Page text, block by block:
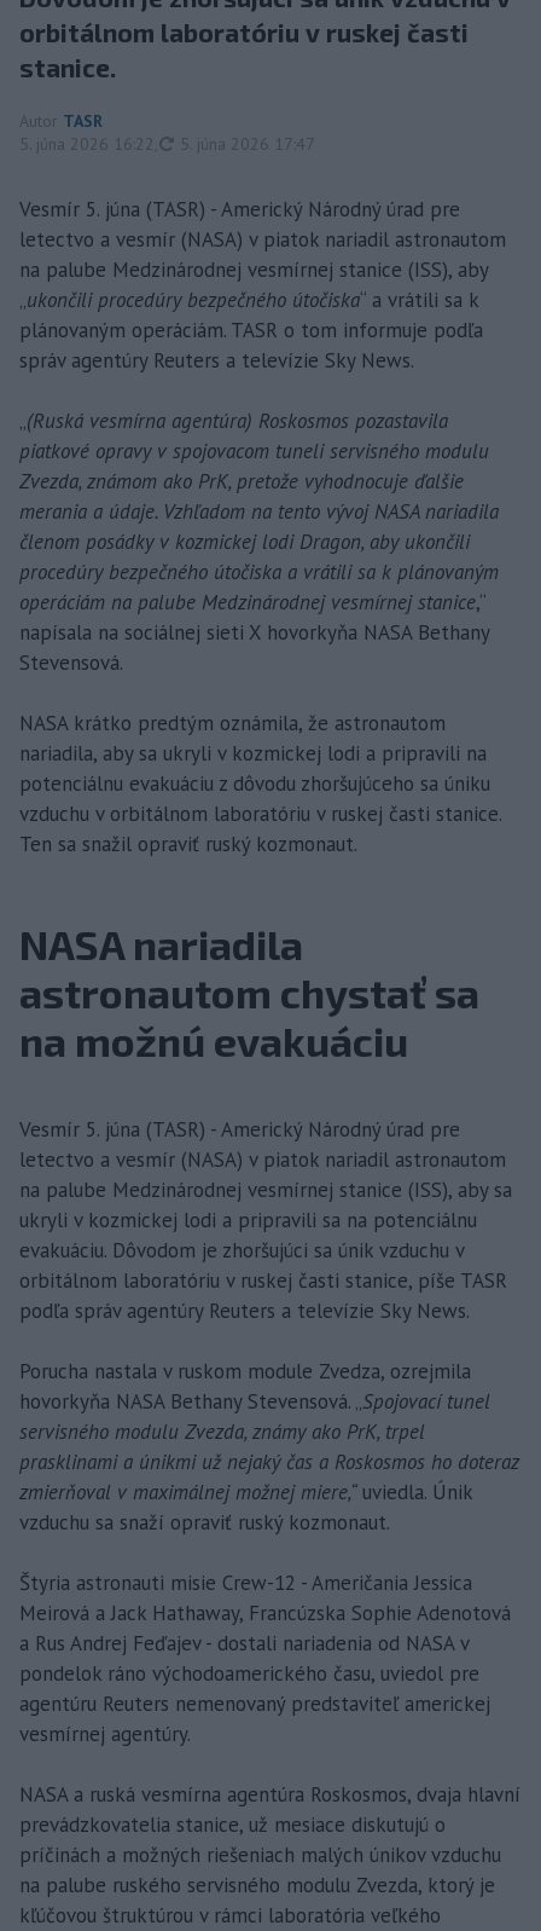
orbitálnom laboratóriu v ruskej časti
stanice.
Autor TASR
5. júna 2026 16:22
aktualizované
5. júna 2026 17:47
Vesmír 5. júna (TASR) - Americký Národný úrad pre
letectvo a vesmír (NASA) v piatok nariadil astronautom
na palube Medzinárodnej vesmírnej stanice (ISS), aby
„ukončili procedúry bezpečného útočiska“ a vrátili sa k
plánovaným operáciám. TASR o tom informuje podľa
správ agentúry Reuters a televízie Sky News.
„(Ruská vesmírna agentúra) Roskosmos pozastavila
piatkové opravy v spojovacom tuneli servisného modulu
Zvezda, známom ako PrK, pretože vyhodnocuje ďalšie
merania a údaje. Vzhľadom na tento vývoj NASA nariadila
členom posádky v kozmickej lodi Dragon, aby ukončili
procedúry bezpečného útočiska a vrátili sa k plánovaným
operáciám na palube Medzinárodnej vesmírnej stanice,“
napísala na sociálnej sieti X hovorkyňa NASA Bethany
Stevensová.
NASA krátko predtým oznámila, že astronautom
nariadila, aby sa ukryli v kozmickej lodi a pripravili na
potenciálnu evakuáciu z dôvodu zhoršujúceho sa úniku
vzduchu v orbitálnom laboratóriu v ruskej časti stanice.
Ten sa snažil opraviť ruský kozmonaut.
NASA nariadila
astronautom chystať sa
na možnú evakuáciu
Vesmír 5. júna (TASR) - Americký Národný úrad pre
letectvo a vesmír (NASA) v piatok nariadil astronautom
na palube Medzinárodnej vesmírnej stanice (ISS), aby sa
ukryli v kozmickej lodi a pripravili sa na potenciálnu
evakuáciu. Dôvodom je zhoršujúci sa únik vzduchu v
orbitálnom laboratóriu v ruskej časti stanice, píše TASR
podľa správ agentúry Reuters a televízie Sky News.
Porucha nastala v ruskom module Zvedza, ozrejmila
hovorkyňa NASA Bethany Stevensová. „Spojovací tunel
servisného modulu Zvezda, známy ako PrK, trpel
prasklinami a únikmi už nejaký čas a Roskosmos ho doteraz
zmierňoval v maximálnej možnej miere,“ uviedla. Únik
vzduchu sa snaží opraviť ruský kozmonaut.
Štyria astronauti misie Crew-12 - Američania Jessica
Meirová a Jack Hathaway, Francúzska Sophie Adenotová
a Rus Andrej Feďajev - dostali nariadenia od NASA v
pondelok ráno východoamerického času, uviedol pre
agentúru Reuters nemenovaný predstaviteľ americkej
vesmírnej agentúry.
NASA a ruská vesmírna agentúra Roskosmos, dvaja hlavní
prevádzkovatelia stanice, už mesiace diskutujú o
príčinách a možných riešeniach malých únikov vzduchu
na palube ruského servisného modulu Zvezda, ktorý je
kľúčovou štruktúrou v rámci laboratória veľkého